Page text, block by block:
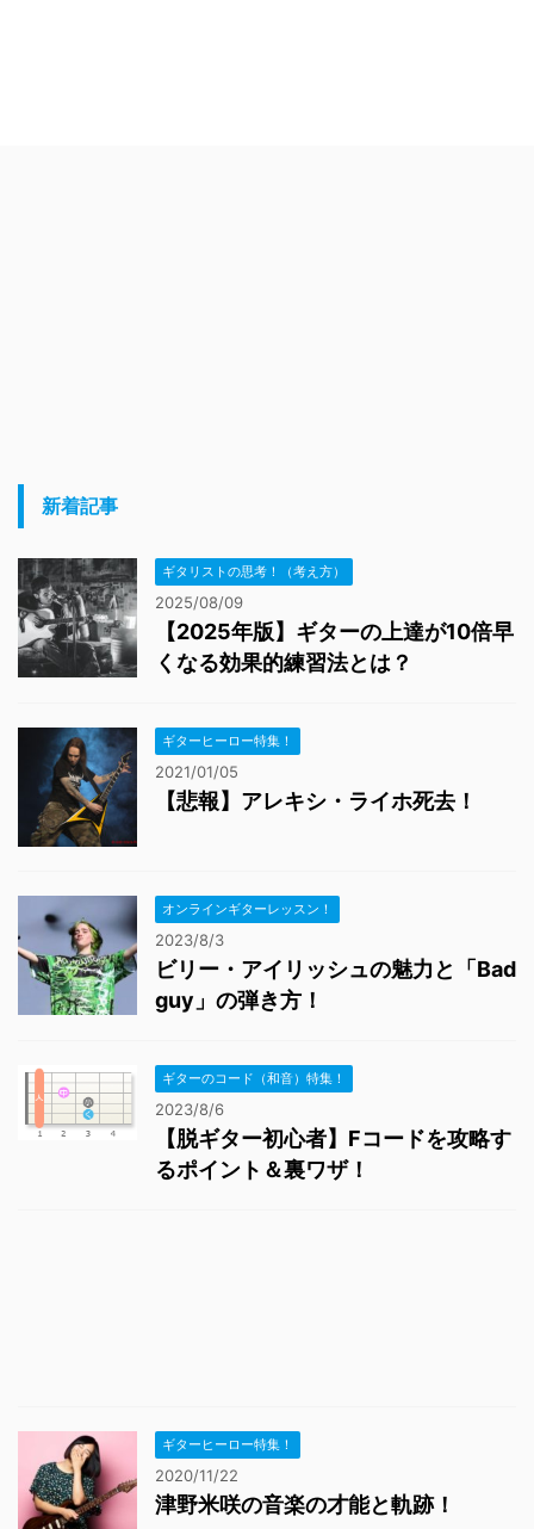
新着記事
ギタリストの思考！（考え方）
2025/08/09
【2025年版】ギターの上達が10倍早
くなる効果的練習法とは？
ギターヒーロー特集！
2021/01/05
【悲報】アレキシ・ライホ死去！
オンラインギターレッスン！
2023/8/3
ビリー・アイリッシュの魅力と「Bad
guy」の弾き方！
ギターのコード（和音）特集！
2023/8/6
【脱ギター初心者】Fコードを攻略す
るポイント＆裏ワザ！
ギターヒーロー特集！
2020/11/22
津野米咲の音楽の才能と軌跡！